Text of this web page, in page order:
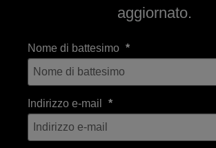
aggiornato.
Nome di battesimo
Indirizzo e-mail